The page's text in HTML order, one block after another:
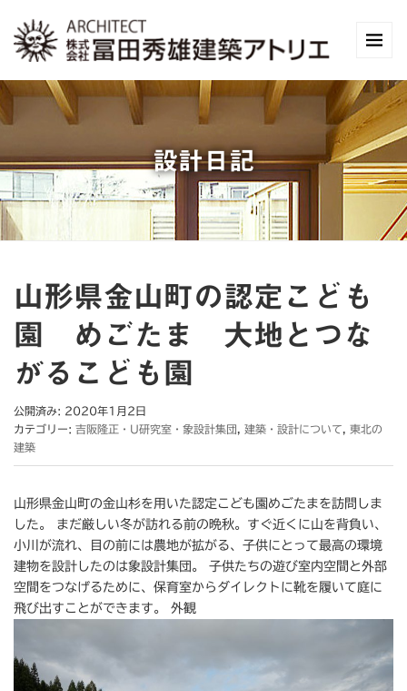
設計日記
山形県金山町の認定こども
園 めごたま 大地とつな
がるこども園
公開済み: 2020年1月2日
カテゴリー: 吉阪隆正・U研究室・象設計集団 建築・設計について
東北の
建築
山形県金山町の金山杉を用いた認定こども園めごたまを訪問しま
した。 まだ厳しい冬が訪れる前の晩秋。すぐ近くに山を背負い、
小川が流れ、目の前には農地が拡がる、子供にとって最高の環境
建物を設計したのは象設計集団。 子供たちの遊び室内空間と外部
空間をつなげるために、保育室からダイレクトに靴を履いて庭に
飛び出すことができます。 外観